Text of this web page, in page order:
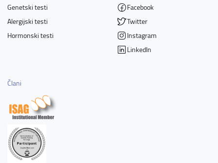
Genetski testi
Alergijski testi
Hormonski testi
Facebook
Twitter
Instagram
LinkedIn
Člani